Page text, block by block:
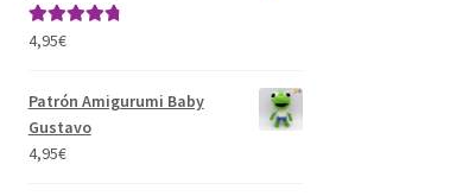
Valorado con
4,95€
Patrón Amigurumi Baby
Gustavo
4,95€